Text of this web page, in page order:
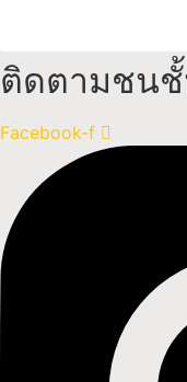
ติดตามชน
Facebook-f